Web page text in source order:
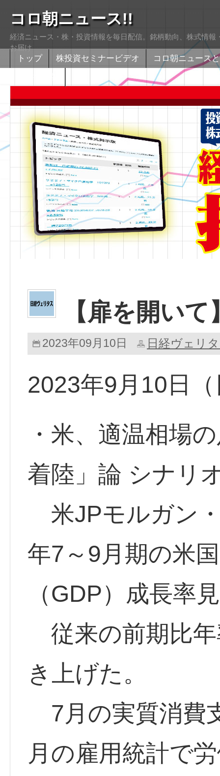
コロ朝ニュース!!
経済ニュース・株・投資情報を毎日配信。銘柄動向、株式情
お届け
トップ 株投資セミナービデオ
コロ朝ニュース
【扉を開い
2023年09月10日 日経ヴェリ
2023年9月10日
・米、適温相場
着陸」論 シナリ
米JPモルガン
年7～9月期の米
（GDP）成長率
従来の前期比
き上げた。
7月の実質消費
月の雇用統計で